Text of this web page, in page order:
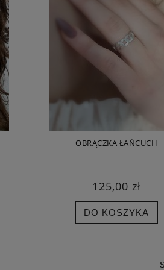
OBRĄCZKA ŁAŃCUCH
125,00 zł
DO KOSZYKA